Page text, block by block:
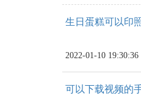
生日蛋糕可以印
2022-01-10 19:30:36
可以下载视频的